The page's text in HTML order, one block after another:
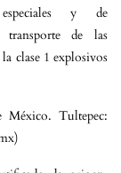
especiales y de
transporte de las
clase 1 explosivos
México. Tultepec: